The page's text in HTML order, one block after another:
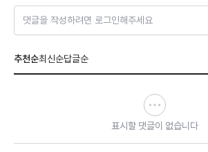
댓글을 작성하려면 로그인해주세요
추천순최신순답글순
표시할 댓글이 없습니다